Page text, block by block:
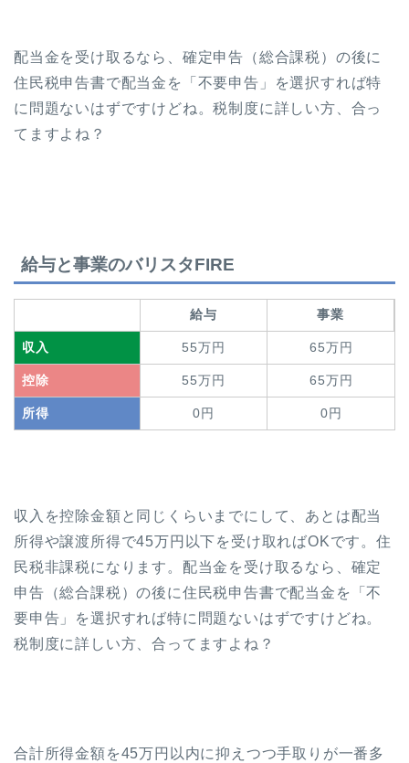
配当金を受け取るなら、確定申告（総合課税）の後に
住民税申告書で配当金を「不要申告」を選択すれば特
に問題ないはずですけどね。税制度に詳しい方、合っ
てますよね？
給与と事業のバリスタFIRE
給与 事業
収入 55万円 65万円
控除 55万円 65万円
所得 0円 0円
収入を控除金額と同じくらいまでにして、あとは配当
所得や譲渡所得で45万円以下を受け取ればOKです。住
民税非課税になります。配当金を受け取るなら、確定
申告（総合課税）の後に住民税申告書で配当金を「不
要申告」を選択すれば特に問題ないはずですけどね。
税制度に詳しい方、合ってますよね？
合計所得金額を45万円以内に抑えつつ手取りが一番多